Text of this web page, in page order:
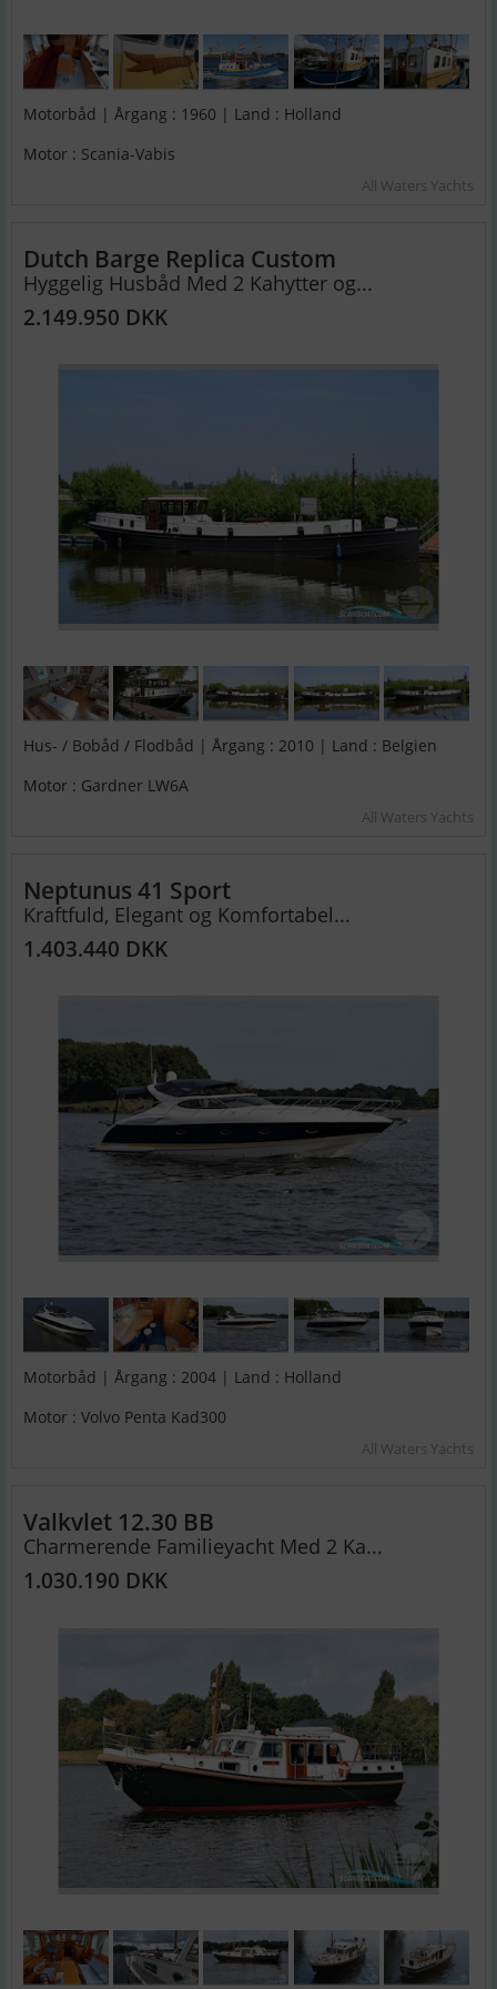
Motorbåd | Årgang : 1960 | Land : Holland
Motor : Scania-Vabis
All Waters Yachts
Dutch Barge Replica Custom
Hyggelig Husbåd Med 2 Kahytter og...
2.149.950 DKK
Hus- / Bobåd / Flodbåd | Årgang : 2010 | Land : Belgien
Motor : Gardner LW6A
All Waters Yachts
Neptunus 41 Sport
Kraftfuld, Elegant og Komfortabel...
1.403.440 DKK
Motorbåd | Årgang : 2004 | Land : Holland
Motor : Volvo Penta Kad300
All Waters Yachts
Valkvlet 12.30 BB
Charmerende Familieyacht Med 2 Ka...
1.030.190 DKK